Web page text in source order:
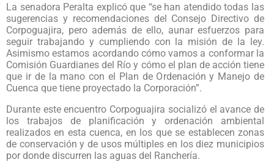
La senadora Peralta explicó que “se han atendido todas las
sugerencias y recomendaciones del Consejo Directivo de
Corpoguajira, pero además de ello, aunar esfuerzos para
seguir trabajando y cumpliendo con la misión de la ley.
Asimismo estamos acordando cómo vamos a conformar la
Comisión Guardianes del Río y cómo el plan de acción tiene
que ir de la mano con el Plan de Ordenación y Manejo de
Cuenca que tiene proyectado la Corporación”.
Durante este encuentro Corpoguajira socializó el avance de
los trabajos de planificación y ordenación ambiental
realizados en esta cuenca, en los que se establecen zonas
de conservación y de usos múltiples en los diez municipios
por donde discurren las aguas del Ranchería.